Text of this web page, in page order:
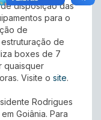
disposição das
para o
de
de
boxes de 7
quaisquer
Visite o site.
Rodrigues
Goiânia. Para